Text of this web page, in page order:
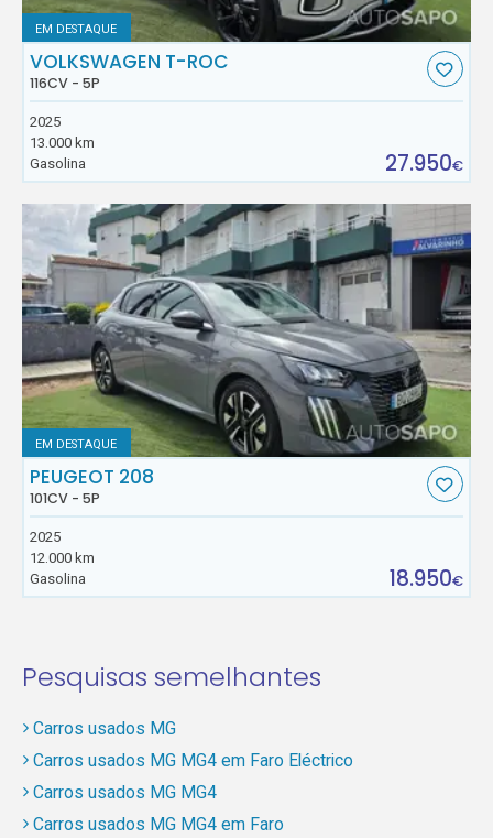
EM DESTAQUE
VOLKSWAGEN T-ROC
116CV - 5P
2025
13.000 km
Gasolina
27.950€
EM DESTAQUE
PEUGEOT 208
101CV - 5P
2025
12.000 km
Gasolina
18.950€
Pesquisas semelhantes
Carros usados MG
Carros usados MG MG4 em Faro Eléctrico
Carros usados MG MG4
Carros usados MG MG4 em Faro